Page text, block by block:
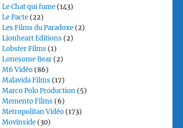
Le Chat qui fume (143)
Le Pacte (22)
Les Films du Paradoxe (2)
Lionheart Editions (2)
Lobster Films (1)
Lonesome Bear (2)
M6 Vidéo (86)
Malavida Films (17)
Marco Polo Production (5)
Memento Films (6)
Metropolitan Vidéo (173)
Movinside (30)